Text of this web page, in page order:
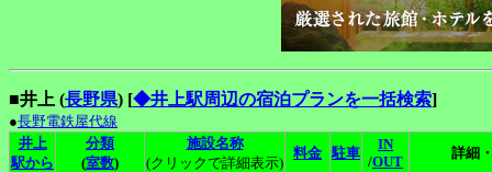
■井上 (長野県) [◆井上駅周辺の宿泊プランを一括検索]
●長野電鉄屋代線
井上
駅から
分類
(室数)
施設名称
(クリックで詳細表示)
料金 駐車
IN
/OUT
詳細